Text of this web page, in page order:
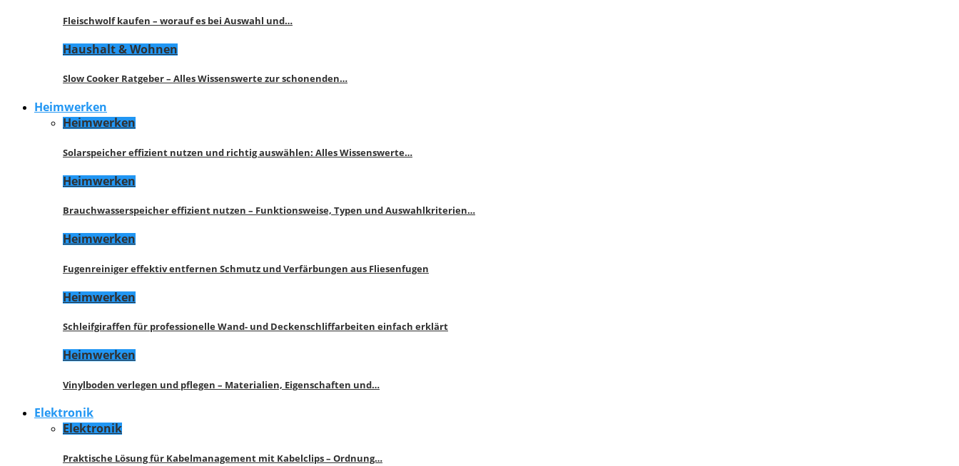
Fleischwolf kaufen – worauf es bei Auswahl und…
Haushalt & Wohnen
Slow Cooker Ratgeber – Alles Wissenswerte zur schonenden…
Heimwerken
Heimwerken
Solarspeicher effizient nutzen und richtig auswählen: Alles Wissenswerte…
Heimwerken
Brauchwasserspeicher effizient nutzen – Funktionsweise, Typen und Auswahlkriterien…
Heimwerken
Fugenreiniger effektiv entfernen Schmutz und Verfärbungen aus Fliesenfugen
Heimwerken
Schleifgiraffen für professionelle Wand- und Deckenschliffarbeiten einfach erklärt
Heimwerken
Vinylboden verlegen und pflegen – Materialien, Eigenschaften und…
Elektronik
Elektronik
Praktische Lösung für Kabelmanagement mit Kabelclips – Ordnung…